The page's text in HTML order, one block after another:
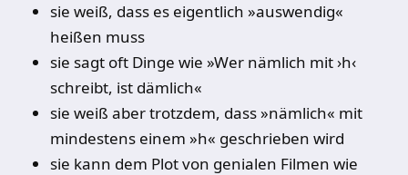
sie weiß, dass es eigentlich »auswendig«
heißen muss
sie sagt oft Dinge wie »Wer nämlich mit ›h‹
schreibt, ist dämlich«
sie weiß aber trotzdem, dass »nämlich« mit
mindestens einem »h« geschrieben wird
sie kann dem Plot von genialen Filmen wie